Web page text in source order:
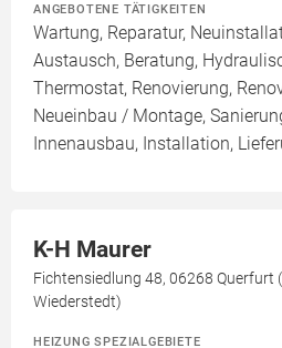
ANGEBOTENE TÄTIGKEITEN
Wartung, Reparatur,
Austausch, Beratung,
Thermostat, Renovierung,
Neueinbau / Montage,
Innenausbau, Installation,
K-H Maurer
Fichtensiedlung 48, 06268 Querfurt
Wiederstedt)
HEIZUNG SPEZIALGEBIETE